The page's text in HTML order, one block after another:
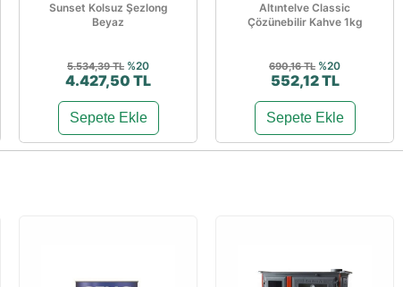
Sunset Kolsuz Şezlong
Beyaz
5.534,39 TL %20
4.427,50 TL
Sepete Ekle
Altıntelve Classic
Çözünebilir Kahve 1kg
690,16 TL %20
552,12 TL
Sepete Ekle